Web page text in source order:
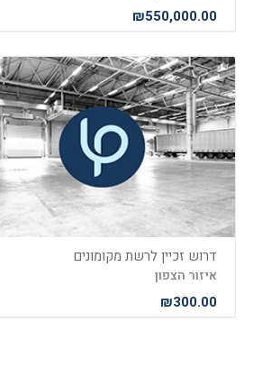
₪550,000.00
דרוש זכיין לרשת מקומונים
איזור הצפון
₪300.00